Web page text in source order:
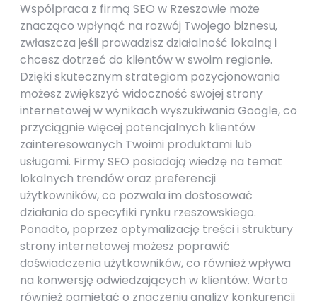
Współpraca z firmą SEO w Rzeszowie może
znacząco wpłynąć na rozwój Twojego biznesu,
zwłaszcza jeśli prowadzisz działalność lokalną i
chcesz dotrzeć do klientów w swoim regionie.
Dzięki skutecznym strategiom pozycjonowania
możesz zwiększyć widoczność swojej strony
internetowej w wynikach wyszukiwania Google, co
przyciągnie więcej potencjalnych klientów
zainteresowanych Twoimi produktami lub
usługami. Firmy SEO posiadają wiedzę na temat
lokalnych trendów oraz preferencji
użytkowników, co pozwala im dostosować
działania do specyfiki rynku rzeszowskiego.
Ponadto, poprzez optymalizację treści i struktury
strony internetowej możesz poprawić
doświadczenia użytkowników, co również wpływa
na konwersję odwiedzających w klientów. Warto
również pamiętać o znaczeniu analizy konkurencji